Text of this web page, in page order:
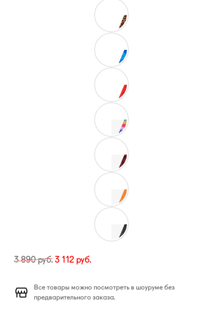
3 890руб. 3 112 руб.
Все товары можно посмотреть в шоуруме без
предварительного заказа.